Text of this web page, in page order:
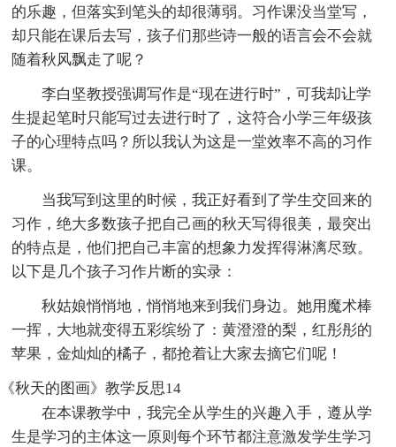
的乐趣，但落实到笔头的却很薄弱。习作课没当堂写，
却只能在课后去写，孩子们那些诗一般的语言会不会就
随着秋风飘走了呢？
李白坚教授强调写作是“现在进行时”，可我却让学
生提起笔时只能写过去进行时了，这符合小学三年级孩
子的心理特点吗？所以我认为这是一堂效率不高的习作
课。
当我写到这里的时候，我正好看到了学生交回来的
习作，绝大多数孩子把自己画的秋天写得很美，最突出
的特点是，他们把自己丰富的想象力发挥得淋漓尽致。
以下是几个孩子习作片断的实录：
秋姑娘悄悄地，悄悄地来到我们身边。她用魔术棒
一挥，大地就变得五彩缤纷了：黄澄澄的梨，红彤彤的
苹果，金灿灿的橘子，都抢着让大家去摘它们呢！
《秋天的图画》教学反思14
在本课教学中，我完全从学生的兴趣入手，遵从学
生是学习的主体这一原则每个环节都注意激发学生学习